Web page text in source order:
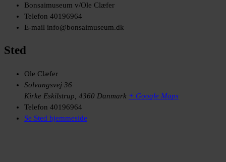
Bonsaimuseum v/Ole Clæfer
Telefon 40196964
E-mail info@bonsaimuseum.dk
Sted
Ole Clæfer
Solvangsvej 36
Kirke Eskilstrup 4360 Danmark + Google Maps
Telefon 40196964
Se Sted hjemmeside